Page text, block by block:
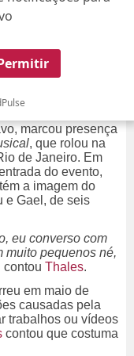
marcou presença
, que rolou na
de Janeiro. Em
do evento,
a imagem do
e Gael, de seis
eu converso com
muito pequenos né,
contou Thales.
em maio de
causadas pela
trabalhos ou vídeos
contou que costuma